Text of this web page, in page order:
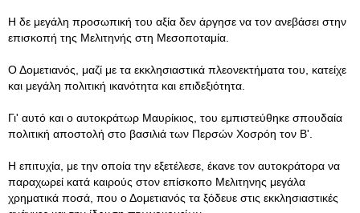
Η δε μεγάλη προσωπική του αξία δεν άργησε να τον ανεβάσει στην
επισκοπή της Μελιτηνής στη Μεσοποταμία.
Ο Δομετιανός, μαζί με τα εκκλησιαστικά πλεονεκτήματα του, κατείχε
και μεγάλη πολιτική ικανότητα και επιδεξιότητα.
Γι' αυτό και ο αυτοκράτωρ Μαυρίκιος, του εμπιστεύθηκε σπουδαία
πολιτική αποστολή στο βασιλιά των Περσών Χοσρόη τον Β'.
Η επιτυχία, με την οποία την εξετέλεσε, έκανε τον αυτοκράτορα να
παραχωρεί κατά καιρούς στον επίσκοπο Μελιτηνης μεγάλα
χρηματικά ποσά, που ο Δομετιανός τα ξόδευε στις εκκλησιαστικές